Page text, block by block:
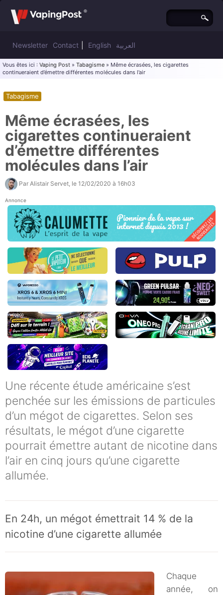
Newsletter Contact English العربية
Vous êtes ici : Vaping Post » Tabagisme » Même écrasées, les cigarettes
continueraient d’émettre différentes molécules dans l’air
Tabagisme
Même écrasées, les
cigarettes continueraient
d’émettre différentes
molécules dans l’air
Par Alistair Servet , le 12/02/2020 à 16h03
Annonce
Une récente étude américaine s’est
penchée sur les émissions de particules
d’un mégot de cigarettes. Selon ses
résultats, le mégot d’une cigarette
pourrait émettre autant de nicotine dans
l’air en cinq jours qu’une cigarette
allumée.
En 24h, un mégot émettrait 14 % de la
nicotine d’une cigarette allumée
Chaque
année, on